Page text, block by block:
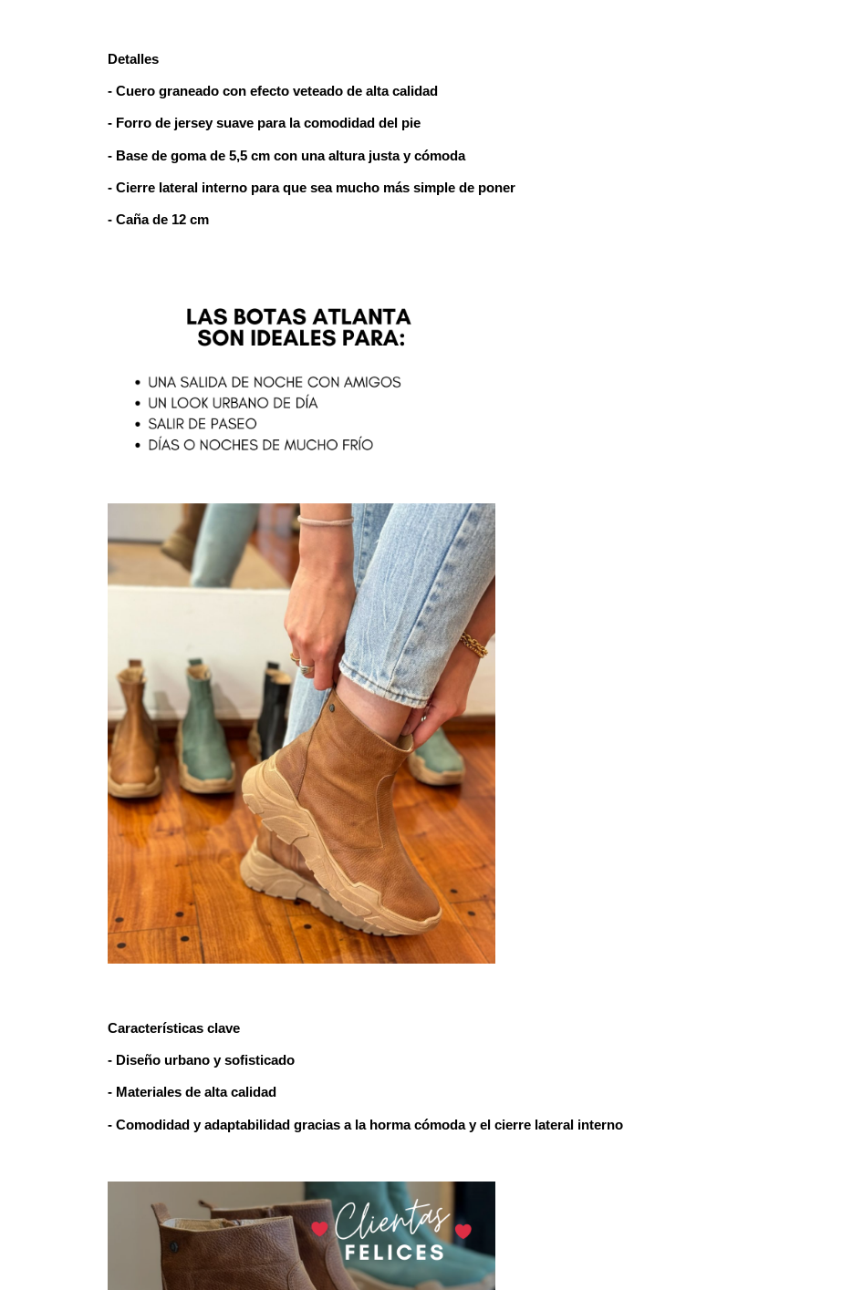
Detalles
- Cuero graneado con efecto veteado de alta calidad
- Forro de jersey suave para la comodidad del pie
- Base de goma de 5,5 cm con una altura justa y cómoda
- Cierre lateral interno para que sea mucho más simple de poner
- Caña de 12 cm
Características clave
- Diseño urbano y sofisticado
- Materiales de alta calidad
- Comodidad y adaptabilidad gracias a la horma cómoda y el cierre lateral interno